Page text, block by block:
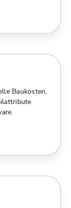
Baukosten,